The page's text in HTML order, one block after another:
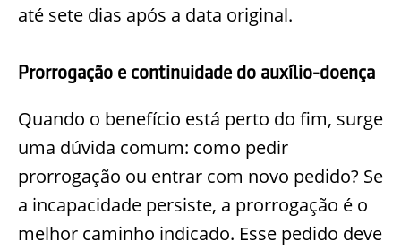
até sete dias após a data original.
Prorrogação e continuidade do auxílio-doença
Quando o benefício está perto do fim, surge
uma dúvida comum: como pedir
prorrogação ou entrar com novo pedido? Se
a incapacidade persiste, a prorrogação é o
melhor caminho indicado. Esse pedido deve